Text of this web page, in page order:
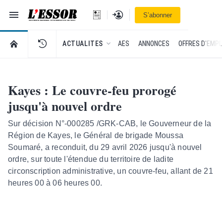
Navigation
L'Essor - retour à la une
Se connecterS’abonner
RETOUR À LA PAGE D’ACCUEIL DE L'ESSOR
ACTUALITES AES ANNONCES OFFRES
Kayes : Le couvre-feu prorogé
jusqu'à nouvel ordre
Sur décision N°-000285 /GRK-CAB, le Gouverneur de la
Région de Kayes, le Général de brigade Moussa
Soumaré, a reconduit, du 29 avril 2026 jusqu'à nouvel
ordre, sur toute l'étendue du territoire de ladite
circonscription administrative, un couvre-feu, allant de 21
heures 00 à 06 heures 00.